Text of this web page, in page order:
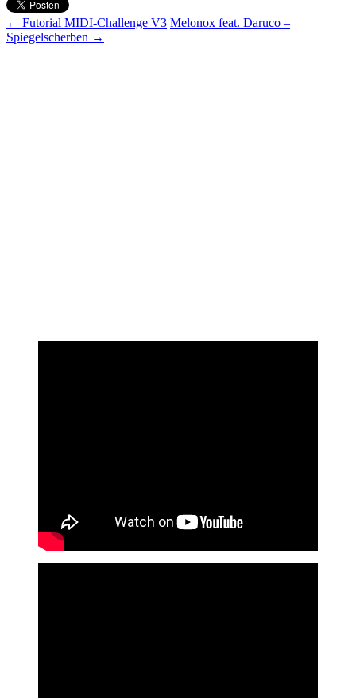
Beitragsnavigation
← Futorial MIDI-Challenge V3 Melonox feat. Daruco –
Spiegelscherben →